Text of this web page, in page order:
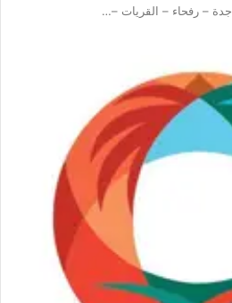
– رفحاء – القريات –…